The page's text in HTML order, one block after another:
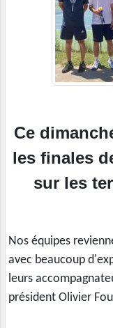
Ce
les finales
sur les
Nos équipes
avec beaucoup
leurs
président Olivier